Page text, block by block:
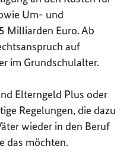
Um- und
Milliarden Euro. Ab
auf
im Grundschulalter.
Elterngeld Plus oder
Regelungen, die dazu
wieder in den Beruf
das möchten.